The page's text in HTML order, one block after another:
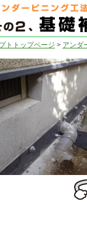
トトップページ > アンダ